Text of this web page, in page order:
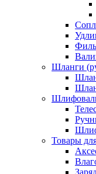
Шланги
Товары